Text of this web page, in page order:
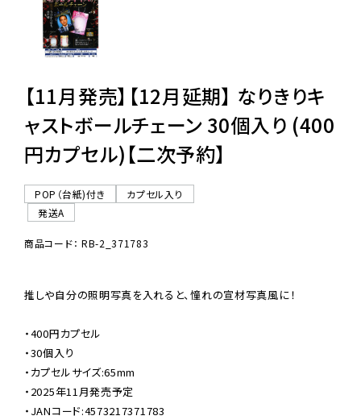
06-6282-7659
【11月発売】【12月延期】 なりきりキ
ャストボールチェーン 30個入り (400
円カプセル)【二次予約】
POP（台紙)付き
カプセル入り
発送A
商品コード： RB-2_371783
推しや自分の照明写真を入れると、憧れの宣材写真風に！
・400円カプセル
・30個入り
・カプセルサイズ:65mm
・2025年11月発売予定
・JANコード:4573217371783